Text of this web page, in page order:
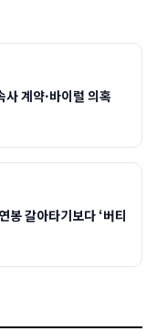
사 계약·바이럴 의혹
갈아타기보다 ‘버티